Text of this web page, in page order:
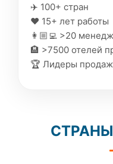
✈️ 100+ стран
❤️ 15+ лет работы
👩🏼‍💻 >20
🏨 >7500 отелей
🏆 Лидеры